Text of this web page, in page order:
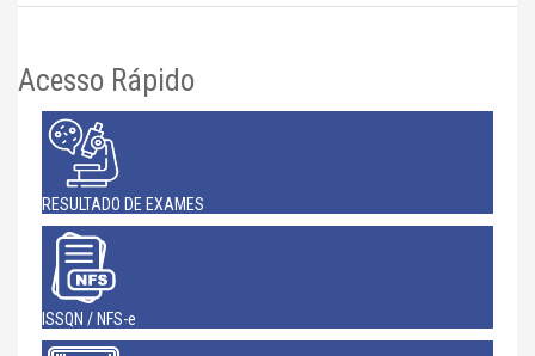
Acesso Rápido
RESULTADO DE EXAMES
ISSQN / NFS-e